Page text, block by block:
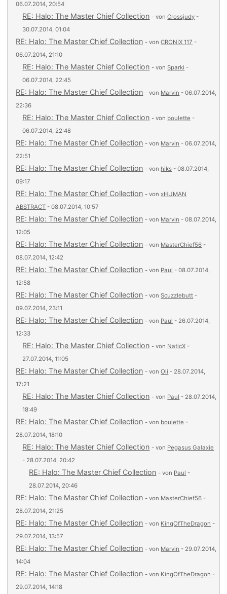
06.07.2014, 20:54
RE: Halo: The Master Chief Collection - vonCrossjudy -
30.07.2014, 01:04
RE: Halo: The Master Chief Collection - vonCRONIX 117 -
06.07.2014, 21:10
RE: Halo: The Master Chief Collection - vonSparki -
06.07.2014, 22:45
RE: Halo: The Master Chief Collection - von Marvin - 06.07.2014,
22:36
RE: Halo: The Master Chief Collection - von boulette -
06.07.2014, 22:48
RE: Halo: The Master Chief Collection - von Marvin - 06.07.2014,
22:51
RE: Halo: The Master Chief Collection - von hiks - 08.07.2014,
09:17
RE: Halo: The Master Chief Collection - vonxHUMAN
ABSTRACT - 08.07.2014, 10:57
RE: Halo: The Master Chief Collection - von Marvin - 08.07.2014,
12:05
RE: Halo: The Master Chief Collection - von MasterChief56 -
08.07.2014, 12:42
RE: Halo: The Master Chief Collection - von Paul - 08.07.2014,
12:58
RE: Halo: The Master Chief Collection - vonScuzzlebutt -
09.07.2014, 23:11
RE: Halo: The Master Chief Collection - von Paul - 26.07.2014,
12:33
RE: Halo: The Master Chief Collection - von NaticX -
27.07.2014, 11:05
RE: Halo: The Master Chief Collection - vonOli - 28.07.2014,
17:21
RE: Halo: The Master Chief Collection - von Paul - 28.07.2014,
18:49
RE: Halo: The Master Chief Collection - von boulette -
28.07.2014, 18:10
RE: Halo: The Master Chief Collection - von Pegasus Galaxie
- 28.07.2014, 20:42
RE: Halo: The Master Chief Collection - von Paul -
28.07.2014, 20:46
RE: Halo: The Master Chief Collection - von MasterChief56 -
28.07.2014, 21:25
RE: Halo: The Master Chief Collection - von KingOfTheDragon -
29.07.2014, 13:57
RE: Halo: The Master Chief Collection - von Marvin - 29.07.2014,
14:04
RE: Halo: The Master Chief Collection - von KingOfTheDragon -
29.07.2014, 14:18